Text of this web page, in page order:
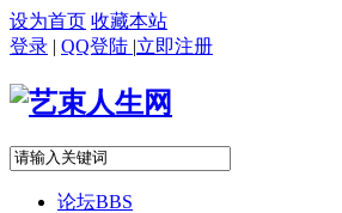
设为首页 收藏本站
登录 | QQ登陆 |立即注册
论坛BBS